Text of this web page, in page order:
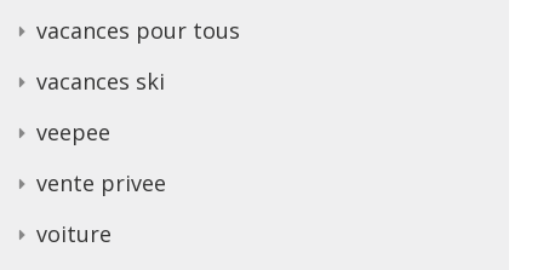
vacances pour tous
vacances ski
veepee
vente privee
voiture